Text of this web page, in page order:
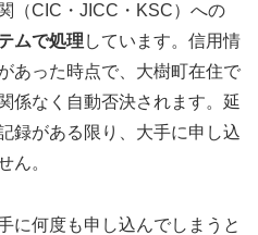
（CIC・JICC・KSC）への
ムで処理 しています。信用情
あった時点で、大樹町在住で
係なく自動否決されます。延
録がある限り、大手に申し込
ん。
に何度も申し込んでしまうと